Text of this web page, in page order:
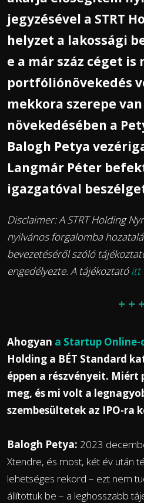
jegyzésével a STRT
helyzet a lakossági
e a már száz céget is
portfóliónövekedés
mekkora szerepe van
növekedésében a
Balogh Petya
Langmár Péter
igazgatóval
Disclaimer: A STRT Holding
nyilvános forgalomba
bevezetéséről szóló
engedélyezte. A tájékoztatóitt
+ + +
Ahogyan a Startup
Holding a BÉT Standard
éppen a részvényeit.
meg, és mi volt a
szembesültetek az IPO-ra
Balogh Petya: 2023
Xtendre, és most, két év után
lehetséges rekord – ezt nem
állítottuk be – a leghosszabb